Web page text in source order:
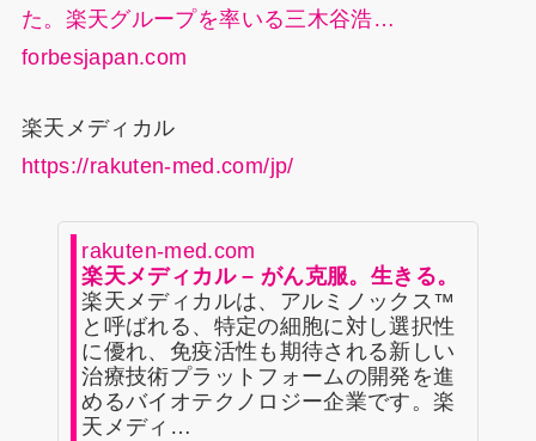
た。楽天グループを率いる三木谷浩…
forbesjapan.com
楽天メディカル
https://rakuten-med.com/jp/
rakuten-med.com
楽天メディカル – がん克服。生きる。
楽天メディカルは、アルミノックス™
と呼ばれる、特定の細胞に対し選択性
に優れ、免疫活性も期待される新しい
治療技術プラットフォームの開発を進
めるバイオテクノロジー企業です。楽
天メディ…